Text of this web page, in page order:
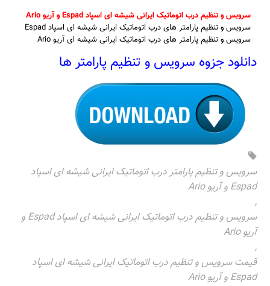
سرویس و تنظیم درب اتوماتیک ایرانی شیشه ای اسپاد Espad و آریو Ario
سرویس و تنظیم پارامتر های درب اتوماتیک ایرانی شیشه ای اسپاد Espad
سرویس و تنظیم پارامتر های درب اتوماتیک ایرانی شیشه ای آریو Ario
دانلود جزوه سرویس و تنظیم پارامتر ها
سرویس و تنظیم پارامتر درب اتوماتیک ایرانی شیشه ای اسپاد
Espad و آریو Ario
,
سرویس و تنظیم درب اتوماتیک ایرانی شیشه ای اسپاد Espad و
آریو Ario
,
قیمت سرویس و تنظیم درب اتوماتیک ایرانی شیشه ای اسپاد
Espad و آریو Ario